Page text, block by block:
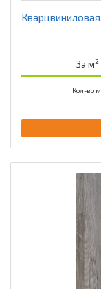
За м2
Кол-во м